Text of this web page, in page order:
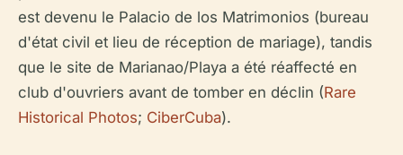
est devenu le Palacio de los Matrimonios (bureau
d'état civil et lieu de réception de mariage), tandis
que le site de Marianao/Playa a été réaffecté en
club d'ouvriers avant de tomber en déclin (Rare
Historical Photos; CiberCuba).